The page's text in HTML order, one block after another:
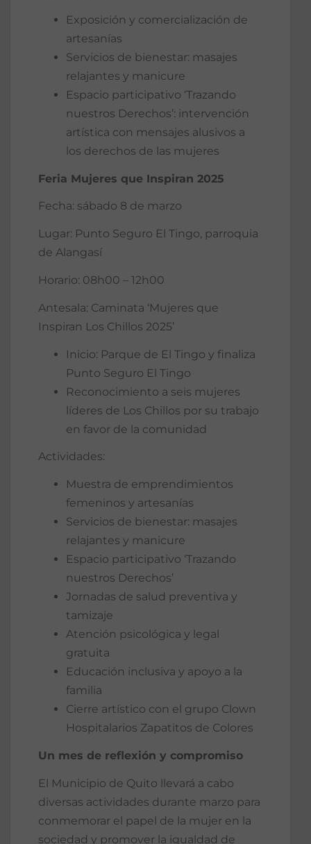
Exposición y comercialización de
artesanías
Servicios de bienestar: masajes
relajantes y manicure
Espacio participativo ‘Trazando
nuestros Derechos’: intervención
artística con mensajes alusivos a
los derechos de las mujeres
Feria Mujeres que Inspiran 2025
Fecha: sábado 8 de marzo
Lugar: Punto Seguro El Tingo, parroquia
de Alangasí
Horario: 08h00 – 12h00
Antesala: Caminata ‘Mujeres que
Inspiran Los Chillos 2025’
Inicio: Parque de El Tingo y finaliza
Punto Seguro El Tingo
Reconocimiento a seis mujeres
líderes de Los Chillos por su trabajo
en favor de la comunidad
Actividades:
Muestra de emprendimientos
femeninos y artesanías
Servicios de bienestar: masajes
relajantes y manicure
Espacio participativo ‘Trazando
nuestros Derechos’
Jornadas de salud preventiva y
tamizaje
Atención psicológica y legal
gratuita
Educación inclusiva y apoyo a la
familia
Cierre artístico con el grupo Clown
Hospitalarios Zapatitos de Colores
Un mes de reflexión y compromiso
El Municipio de Quito llevará a cabo
diversas actividades durante marzo para
conmemorar el papel de la mujer en la
sociedad y promover la igualdad de